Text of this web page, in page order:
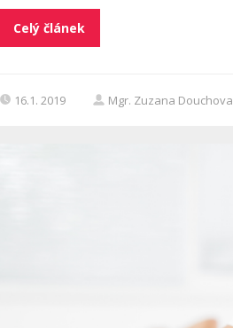
Celý článek
16.1. 2019 Mgr. Zuzana Douchova